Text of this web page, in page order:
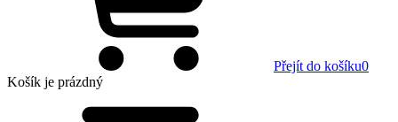
Přejít do košíku0
Košík je prázdný